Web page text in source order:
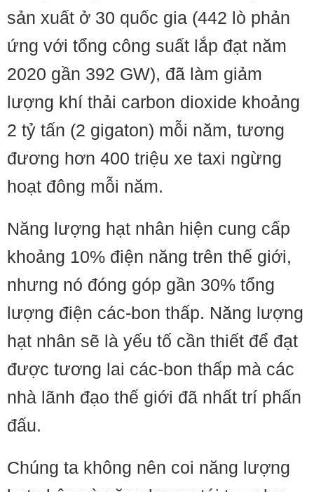
sản xuất ở 30 quốc gia (442 lò phản
ứng với tổng công suất lắp đạt năm
2020 gần 392 GW), đã làm giảm
lượng khí thải carbon dioxide khoảng
2 tỷ tấn (2 gigaton) mỗi năm, tương
đương hơn 400 triệu xe taxi ngừng
hoạt đông mỗi năm.
Năng lượng hạt nhân hiện cung cấp
khoảng 10% điện năng trên thế giới,
nhưng nó đóng góp gần 30% tổng
lượng điện các-bon thấp. Năng lượng
hạt nhân sẽ là yếu tố cần thiết để đạt
được tương lai các-bon thấp mà các
nhà lãnh đạo thế giới đã nhất trí phấn
đấu.
Chúng ta không nên coi năng lượng